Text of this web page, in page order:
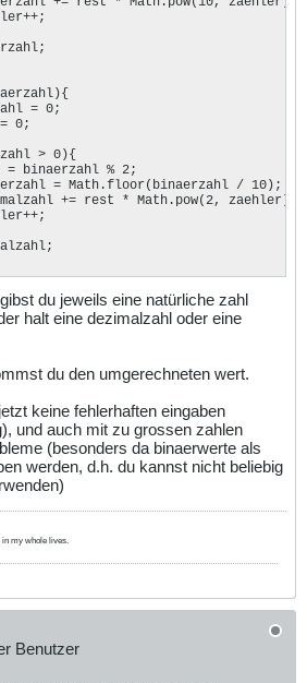
du jeweils eine natürliche zahl
halt eine dezimalzahl oder eine
du den umgerechneten wert.
keine fehlerhaften eingaben
und auch mit zu grossen zahlen
(besonders da binaerwerte als
werden, d.h. du kannst nicht beliebig
my whole lives.
Benutzer